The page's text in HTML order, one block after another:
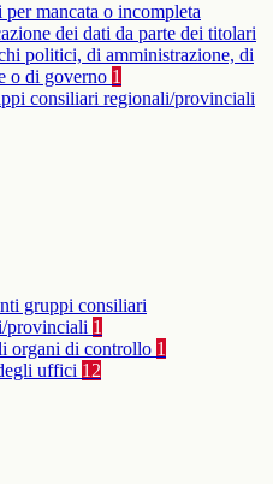
per mancata o incompleta
dei dati da parte dei titolari
politici, di amministrazione, di
o di governo 1
consiliari regionali/provinciali
gruppi consiliari
provinciali 1
organi di controllo 1
uffici 12